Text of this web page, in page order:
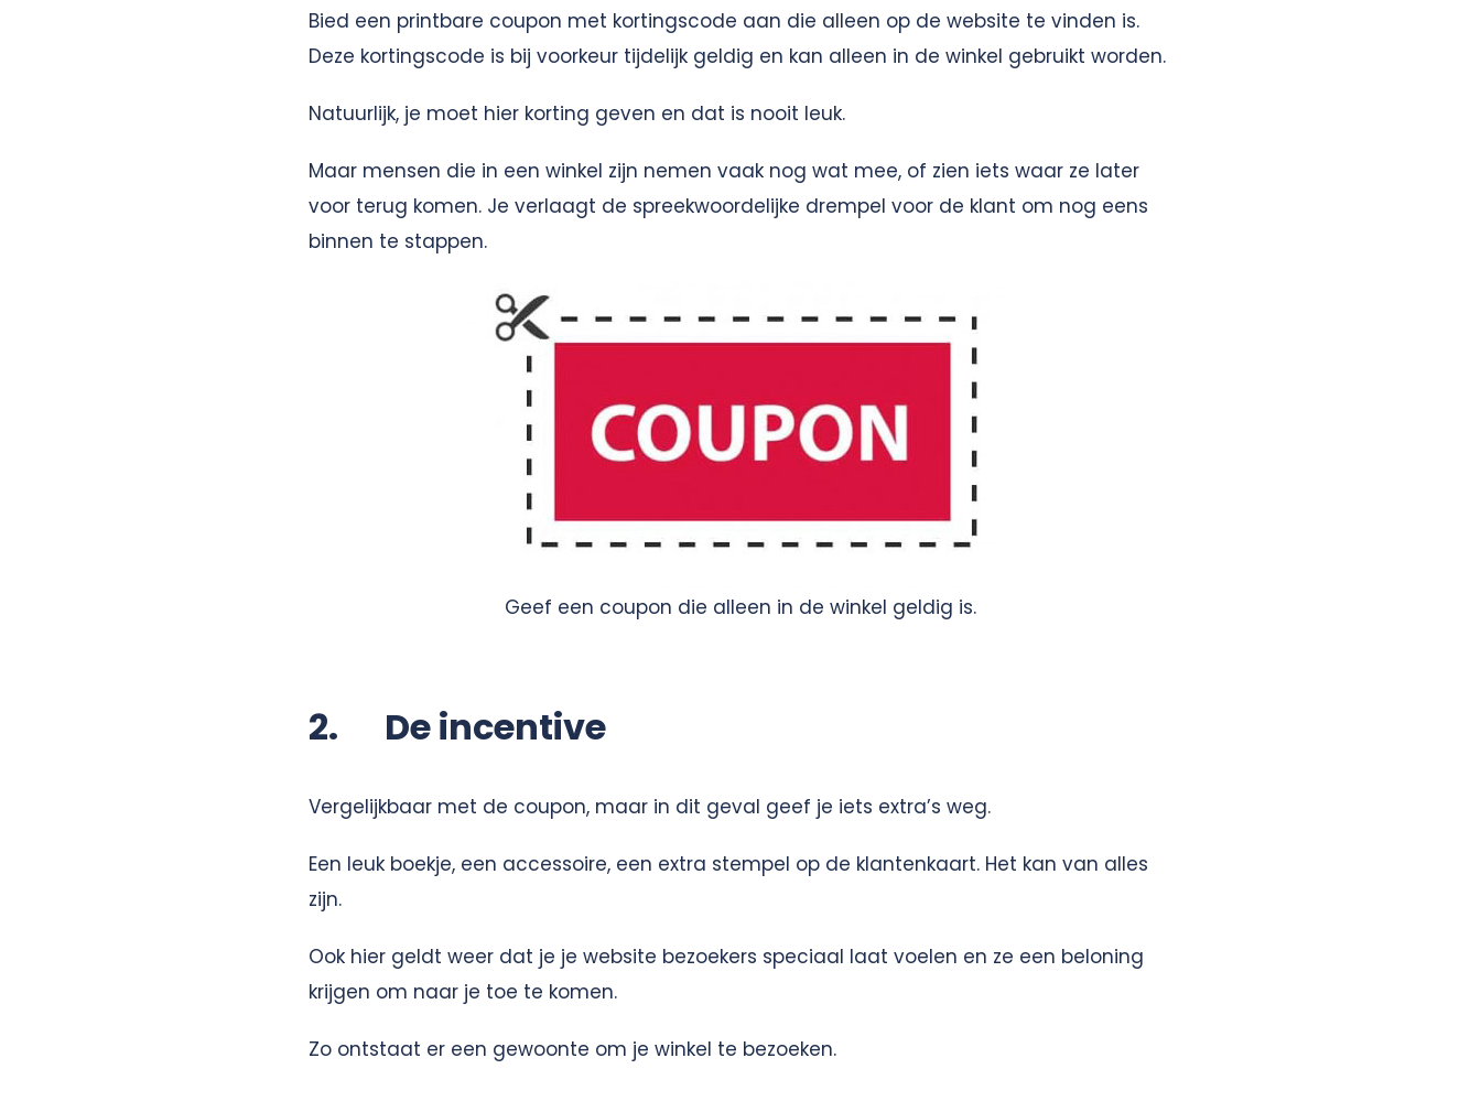
Bied een printbare coupon met kortingscode aan die alleen op de website te vinden is.
Deze kortingscode is bij voorkeur tijdelijk geldig en kan alleen in de winkel gebruikt worden.
Natuurlijk, je moet hier korting geven en dat is nooit leuk.
Maar mensen die in een winkel zijn nemen vaak nog wat mee, of zien iets waar ze later
voor terug komen. Je verlaagt de spreekwoordelijke drempel voor de klant om nog eens
binnen te stappen.
Geef een coupon die alleen in de winkel geldig is.
2. De incentive
Vergelijkbaar met de coupon, maar in dit geval geef je iets extra’s weg.
Een leuk boekje, een accessoire, een extra stempel op de klantenkaart. Het kan van alles
zijn.
Ook hier geldt weer dat je je website bezoekers speciaal laat voelen en ze een beloning
krijgen om naar je toe te komen.
Zo ontstaat er een gewoonte om je winkel te bezoeken.